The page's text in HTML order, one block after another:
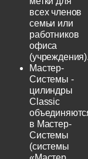
всех членов
семьи или
работников
офиса
Мастер-
Системы -
цилиндры
Classic
в Мастер-
Системы
(системы